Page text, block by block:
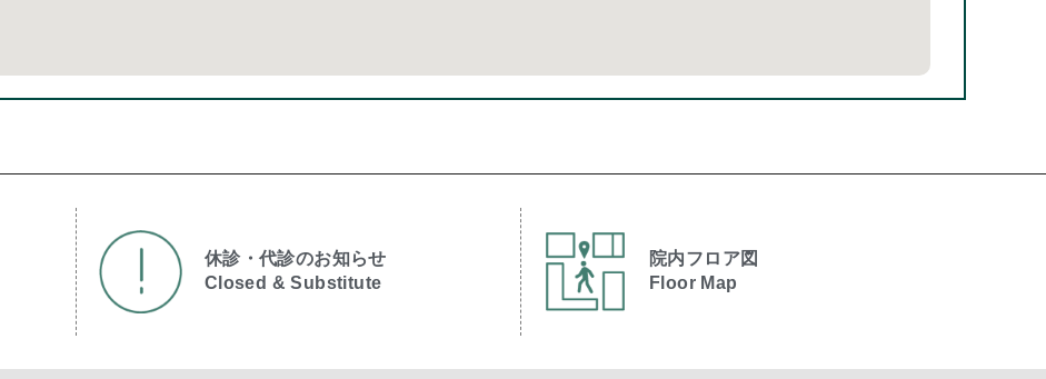
休診・代診のお知らせ
Closed & Substitute​
院内フロア図
Floor Map